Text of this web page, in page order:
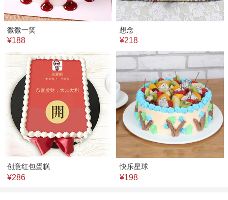
微微一笑
¥188
想念
¥218
创意红包蛋糕
¥286
快乐星球
¥198